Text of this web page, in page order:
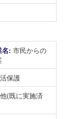
名: 市民からの
保護
(既に実施済